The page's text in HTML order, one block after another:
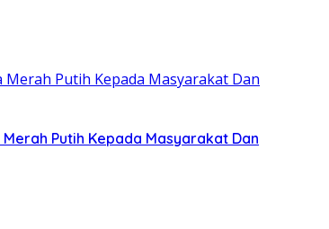
Putih Kepada Masyarakat Dan